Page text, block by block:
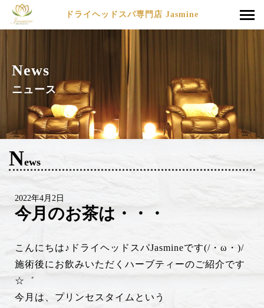
ドライヘッドスパ専門店 Jasmine
News
ニュース
News
2022年4月2日
今月のお茶は・・・
こんにちは♪ドライヘッドスパJasmineです(/・ω・)/
施術後にお飲みいただくハーブティーのご紹介です
☆゛
今月は、プリンセスタイムという